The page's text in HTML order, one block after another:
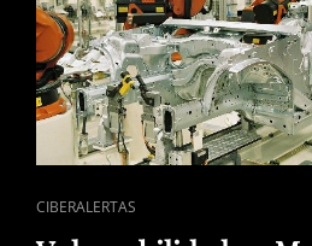
ENLACES
DE
CIBERALERTAS